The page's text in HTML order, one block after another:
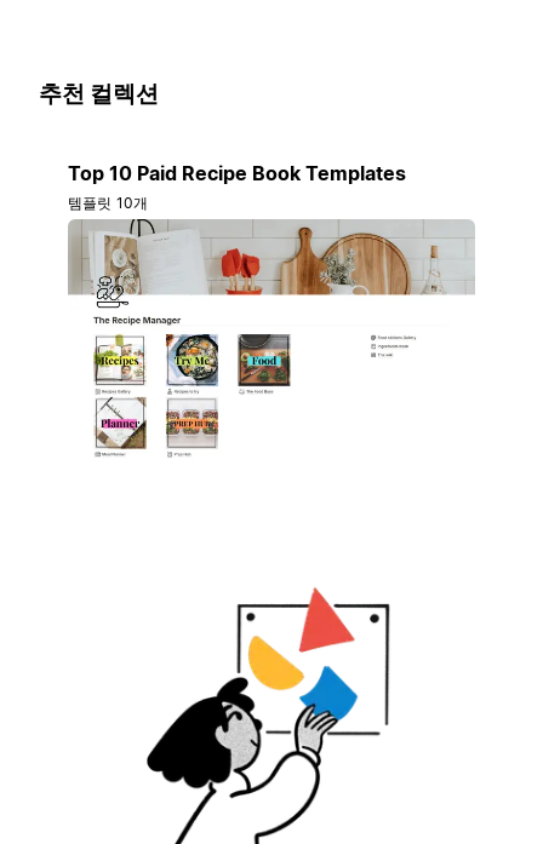
추천 컬렉션
Top 10 Paid Recipe Book Templates
템플릿 10개